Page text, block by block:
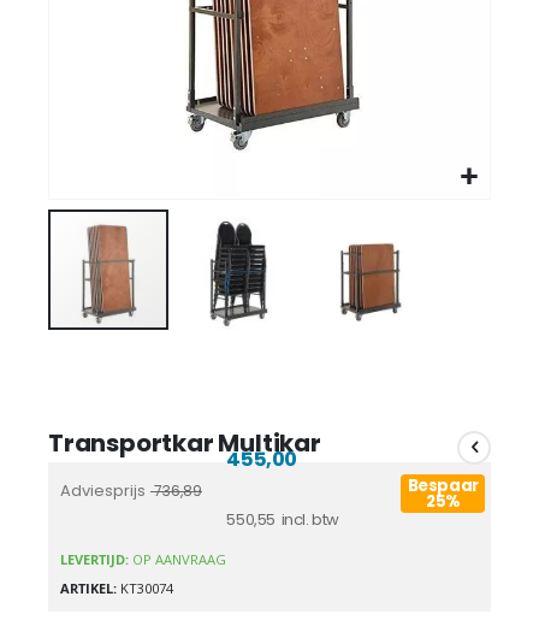
Transportkar Multikar
Adviesprijs 736,89
550,55
455,00
Bespaar
25%
LEVERTIJD: OP AANVRAAG
ARTIKEL KT30074